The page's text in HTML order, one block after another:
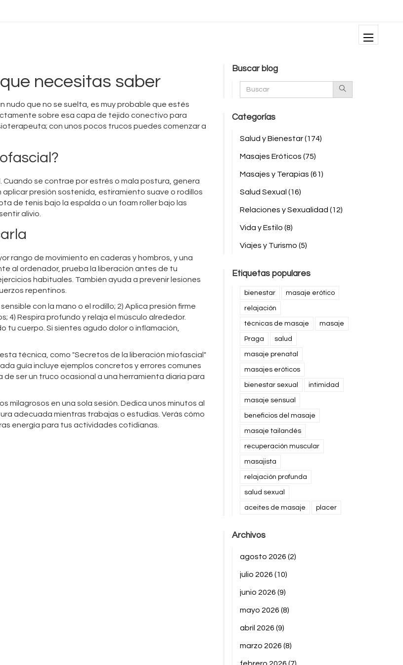
necesitas saber
nudo que no se suelta, es muy probable que estés
sobre esa capa de tejido conectivo para
con unos pocos trucos puedes comenzar a
Cuando se contrae por estrés o mala postura, genera
presión sostenida, estiramiento suave o rodillos
de tenis bajo la espalda o un foam roller bajo las
alivio.
rango de movimiento en caderas y hombros, y una
al ordenador, prueba la liberación antes de tu
habituales. También ayuda a prevenir lesiones
repentinos.
con la mano o el rodillo; 2) Aplica presión firme
4) Respira profundo y relaja el músculo alrededor.
tu cuerpo. Si sientes agudo dolor o inflamación,
técnica, como "Secretos de la liberación miofascial"
guía incluye ejemplos concretos y errores comunes
ser un truco ocasional a una herramienta diaria para
milagrosos en una sola sesión. Dedica unos minutos al
adecuada mientras trabajas o estudias. Verás cómo
energía para tus actividades cotidianas.
Buscar blog
Categorías
Salud y Bienestar(174)
Masajes Eróticos (75)
Masajes y Terapias (61)
Salud Sexual (16)
Relaciones y Sexualidad (12)
Vida y Estilo (8)
Viajes y Turismo (5)
Etiquetas populares
bienestar masaje erótico
relajación
técnicas de masaje masaje
Praga salud
masaje prenatal
masajes eróticos
bienestar sexual intimidad
masaje sensual
beneficios del masaje
masaje tailandés
recuperación muscular
masajista
relajación profunda
salud sexual
aceites de masaje placer
Archivos
agosto 2026 (2)
julio 2026 (10)
junio 2026 (9)
mayo 2026 (8)
abril 2026 (9)
marzo 2026 (8)